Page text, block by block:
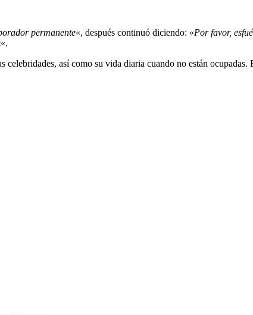
permanente«, después continuó diciendo: «Por favor,
«.
así como su vida diaria cuando no están